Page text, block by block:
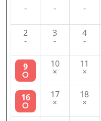
-
- -
2
-
3
-
4
-
9
○
10
×
11
×
16
○
17
×
18
×